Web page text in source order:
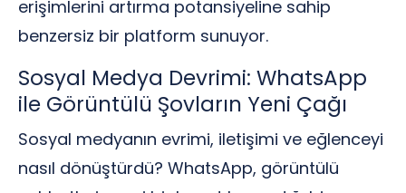
erişimlerini artırma potansiyeline sahip
benzersiz bir platform sunuyor.
Sosyal Medya Devrimi: WhatsApp
ile Görüntülü Şovların Yeni Çağı
Sosyal medyanın evrimi, iletişimi ve eğlenceyi
nasıl dönüştürdü? WhatsApp, görüntülü